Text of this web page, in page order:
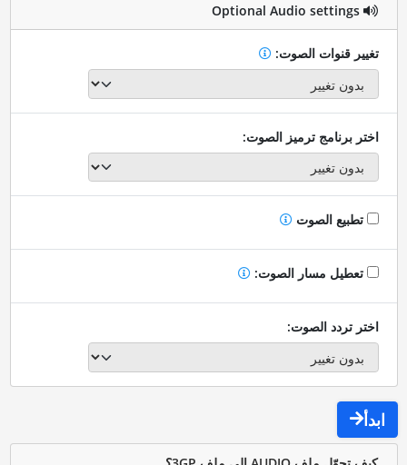
Optional Audio settings
تغيير قنوات الصوت:
اختر برنامج ترميز الصوت:
تطبيع الصوت
تعطيل مسار الصوت:
اختر تردد الصوت:
ابدأ